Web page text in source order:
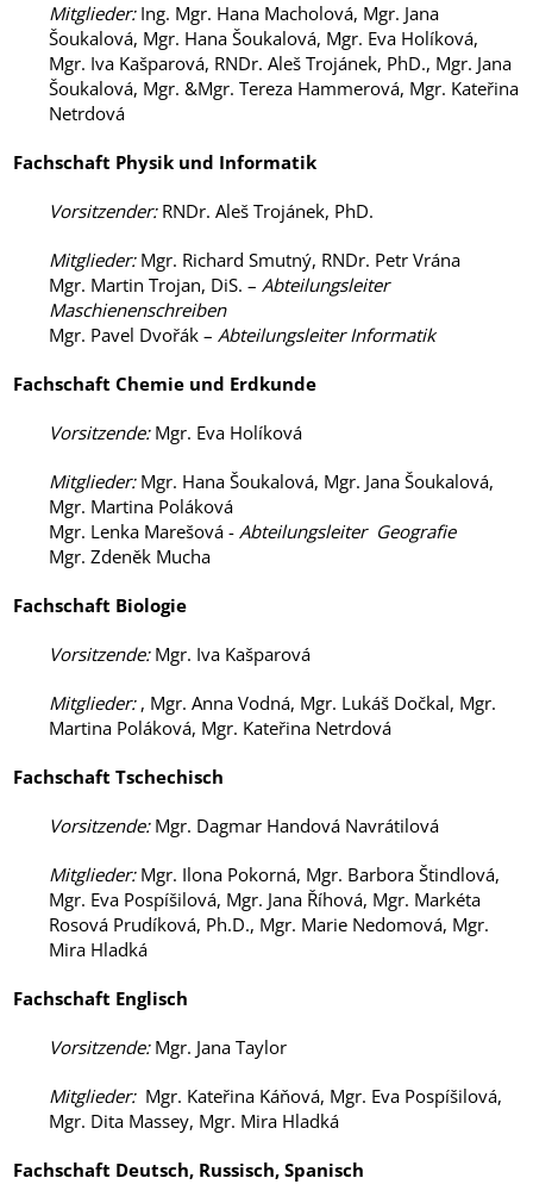
Mitglieder:Ing. Mgr. Hana Macholová, Mgr. Jana
Šoukalová, Mgr. Hana Šoukalová, Mgr. Eva Holíková,
Mgr. Iva Kašparová, RNDr. Aleš Trojánek, PhD., Mgr. Jana
Šoukalová, Mgr. &Mgr. Tereza Hammerová, Mgr. Kateřina
Netrdová
Fachschaft Physik und Informatik
Vorsitzender:RNDr. Aleš Trojánek, PhD.
Mitglieder:Mgr. Richard Smutný, RNDr. Petr Vrána
Mgr. Martin Trojan, DiS. –Abteilungsleiter
Maschienenschreiben
Mgr. Pavel Dvořák –Abteilungsleiter Informatik
Fachschaft Chemie und Erdkunde
Vorsitzende:Mgr. Eva Holíková
Mitglieder:Mgr. Hana Šoukalová, Mgr. Jana Šoukalová,
Mgr. Martina Poláková
Mgr. Lenka Marešová -Abteilungsleiter Geografie
Mgr. Zdeněk Mucha
Fachschaft Biologie
Vorsitzende:Mgr. Iva Kašparová
Mitglieder:, Mgr. Anna Vodná, Mgr. Lukáš Dočkal, Mgr.
Martina Poláková, Mgr. Kateřina Netrdová
Fachschaft Tschechisch
Vorsitzende:Mgr. Dagmar Handová Navrátilová
Mitglieder:Mgr. Ilona Pokorná, Mgr. Barbora Štindlová,
Mgr. Eva Pospíšilová, Mgr. Jana Říhová, Mgr. Markéta
Rosová Prudíková, Ph.D., Mgr. Marie Nedomová, Mgr.
Mira Hladká
Fachschaft Englisch
Vorsitzende:Mgr. Jana Taylor
Mitglieder:Mgr. Kateřina Káňová, Mgr. Eva Pospíšilová,
Mgr. Dita Massey, Mgr. Mira Hladká
Fachschaft Deutsch, Russisch, Spanisch